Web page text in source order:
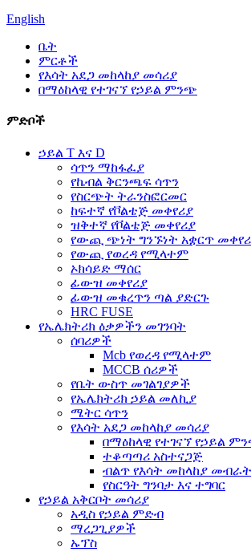
English
ቤት
ምርቶች
የእሳት አደጋ መከላከያ መሳሪያ
በማዕከላዊ የተገናኘ የኃይል ምንጭ
ምድቦች
ኃይል T እና D
ሳጥን ማከፋፈያ
የኬብል ቅርንጫፍ ሳጥን
የስርጭት ትራንስፎርመር
ከፍተኛ የቮልቴጅ መቀየሪያ
ዝቅተኛ የቮልቴጅ መቀየሪያ
የውጪ ጭነት ግንኙነት አቋርጥ
የውጪ የወረዳ የሚላተም
ኦክሳይድ ማሰር
ፊውዝ መቀየሪያ
ፊውዝ መቁረጥን ጣል ያድርጉ
HRC FUSE
የኤሌክትሪክ ዕቃዎችን መገንባት
ሰባሪዎች
Mcb የወረዳ የሚላተም
MCCB ሰሪዎች
የቤት ውስጥ መገልገያዎች
የኤሌክትሪክ ኃይል መለኪያ
ሜትር ሳጥን
የእሳት አደጋ መከላከያ መሳሪያ
በማዕከላዊ የተገናኘ የኃይል
ተቆጣጣሪ አስተናጋጅ
ብልጥ የእሳት መከላከያ መብራት
የስርዓት ግንባታ እና ተግባር
የኃይል አቅርቦት መሳሪያ
አዲስ የኃይል ምድብ
ማረጋጊያዎች
ኡፕስ